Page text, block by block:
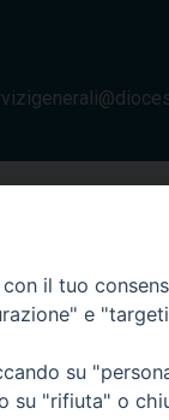
il tuo
e
su
su "rifiuta" o